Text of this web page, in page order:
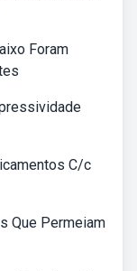
Foram
C/c
Que Permeiam